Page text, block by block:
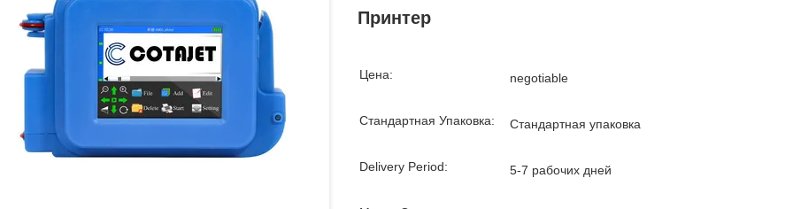
Принтер
Цена: negotiable
Стандартная Упаковка: Стандартная упаковка
Delivery Period: 5-7 рабочих дней